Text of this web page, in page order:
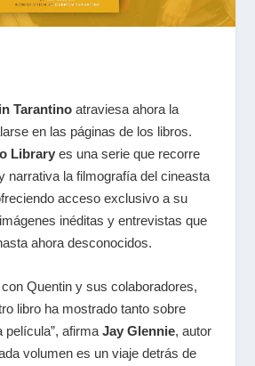
Tarantinoatraviesa ahora la
en las páginas de los libros.
Libraryes una serie que recorre
narrativa la filmografía del cineasta
acceso exclusivo a su
inéditas y entrevistas que
ahora desconocidos.
Quentin y sus colaboradores,
libro ha mostrado tanto sobre
afirma Jay Glennie, autor
volumen es un viaje detrás de